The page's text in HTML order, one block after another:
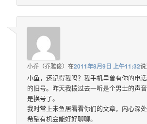
小乔（乔雅俊）在2011年8月9日 上午11:32说
小鱼，还记得我吗？我手机里曾有你的电
的旧号。昨天我拨过去一听是个男士的声
是换号了。
我时常上未鱼居看看你们的文章，内心深处
希望有机会能好好聊聊。